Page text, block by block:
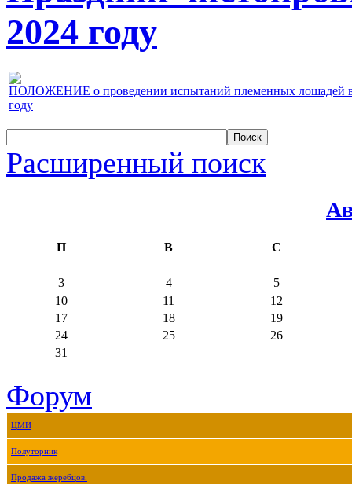
2024 году
ПОЛОЖЕНИЕ о проведении испытаний племенных лошадей
году
Расширенный поиск
П В С
3 4
5
10
11
12
17
18
19
24
25
26
31
Форум
ЦМИ
Полуторник
Продажа жеребцов.